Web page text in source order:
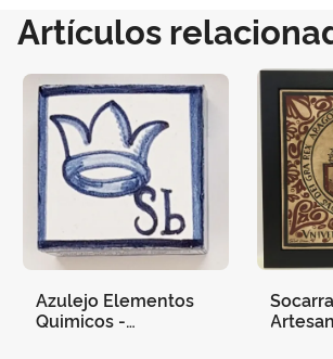
Artículos
Azulejo Elementos
Quimicos -